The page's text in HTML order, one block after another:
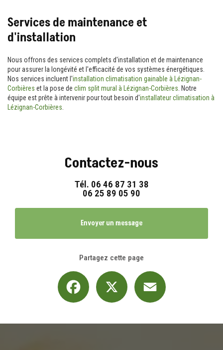
Services de maintenance et
d'installation
Nous offrons des services complets d'installation et de maintenance
pour assurer la longévité et l'efficacité de vos systèmes énergétiques.
Nos services incluent l'installation climatisation gainable à Lézignan-
Corbières et la pose de clim split mural à Lézignan-Corbières . Notre
équipe est prête à intervenir pour tout besoin d'installateur climatisation à
Lézignan-Corbières
Contactez-nous
Tél. 06 46 87 31 38
06 25 89 05 90
Envoyer un message
Partagez cette page
Facebook